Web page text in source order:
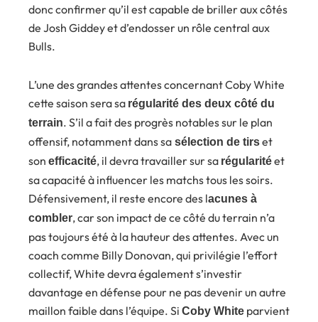
donc confirmer qu’il est capable de briller aux côtés
de Josh Giddey et d’endosser un rôle central aux
Bulls.
L’une des grandes attentes concernant Coby White
cette saison sera sa régularité des deux côté du
terrain. S’il a fait des progrès notables sur le plan
offensif, notamment dans sa sélection de tirset
son efficacité, il devra travailler sur sa régularitéet
sa capacité à influencer les matchs tous les soirs.
Défensivement, il reste encore des lacunes à
combler, car son impact de ce côté du terrain n’a
pas toujours été à la hauteur des attentes. Avec un
coach comme Billy Donovan, qui privilégie l’effort
collectif, White devra également s’investir
davantage en défense pour ne pas devenir un autre
maillon faible dans l’équipe. Si Coby White parvient